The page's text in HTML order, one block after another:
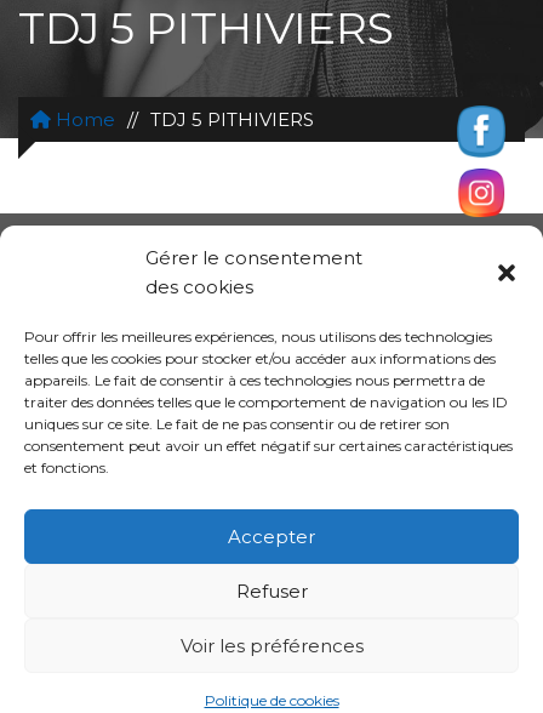
Gérer le consentement
des cookies
Pour offrir les meilleures expériences, nous utilisons des technologies
telles que les cookies pour stocker et/ou accéder aux informations des
appareils. Le fait de consentir à ces technologies nous permettra de
traiter des données telles que le comportement de navigation ou les ID
uniques sur ce site. Le fait de ne pas consentir ou de retirer son
consentement peut avoir un effet négatif sur certaines caractéristiques
et fonctions.
Accepter
Refuser
Voir les préférences
Politique de cookies
TDJ 5 PITHIVIERS
Home // TDJ 5 PITHIVIERS
Conception site :Kalankaa
Mentions